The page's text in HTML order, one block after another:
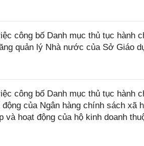
công bố Danh mục thủ tục hành
quản lý Nhà nước của Sở Giáo
công bố Danh mục thủ tục hành
của Ngân hàng chính sách xã
và hoạt động của hộ kinh doanh